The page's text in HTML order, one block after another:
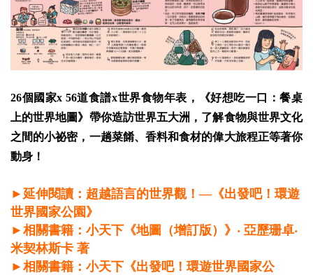
26個國家x 56道食譜x世界食物年表，《好想吃一口：餐桌
上的世界地圖》帶你造訪世界五大洲，了解食物與世界文化
之間的小祕密，一趟菜餚、香料和食材的偉大旅程正等著你
動身！
►延伸閱讀：超越語言的世界觀！—《出發吧！環遊
世界國家公園》
►相關書籍：小天下《地圖（增訂版）》‧ 亞歷珊卓‧
米契林斯卡 著
►相關書籍：小天下《出發吧！環遊世界國家公